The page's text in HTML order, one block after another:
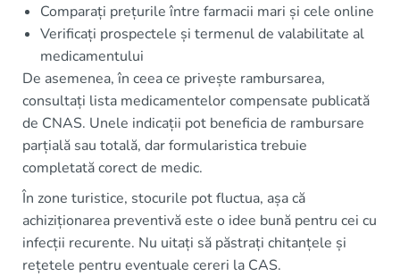
Comparați prețurile între farmacii mari și cele online
Verificați prospectele și termenul de valabilitate al
medicamentului
De asemenea, în ceea ce privește rambursarea,
consultați lista medicamentelor compensate publicată
de CNAS. Unele indicații pot beneficia de rambursare
parțială sau totală, dar formularistica trebuie
completată corect de medic.
În zone turistice, stocurile pot fluctua, așa că
achiziționarea preventivă este o idee bună pentru cei cu
infecții recurente. Nu uitați să păstrați chitanțele și
rețetele pentru eventuale cereri la CAS.